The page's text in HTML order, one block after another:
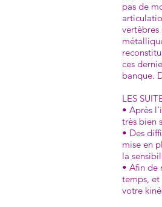
pas de
vertèbres
ces
banque.
LES
• Après
très bien
• Des
mise en
la
• Afin de
temps,
votre